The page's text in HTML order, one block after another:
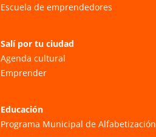
Escuela de emprendedores
Salí por tu ciudad
Agenda cultural
Emprender
Educación
Programa Municipal de Alfabetización